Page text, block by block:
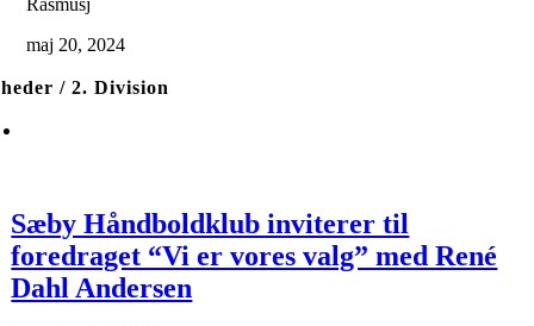
Rasmusj
maj 20, 2024
/ 2. Division
Sæby Håndboldklub inviterer til
foredraget “Vi er vores valg” med René
Dahl Andersen